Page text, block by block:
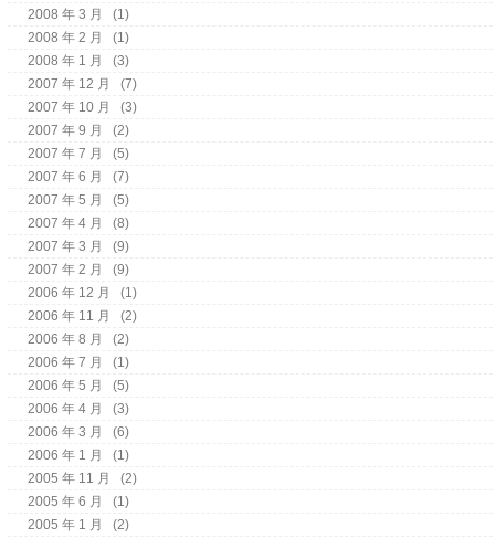
2008 年 3 月
(1)
2008 年 2 月
(1)
2008 年 1 月
(3)
2007 年 12 月
(7)
2007 年 10 月
(3)
2007 年 9 月
(2)
2007 年 7 月
(5)
2007 年 6 月
(7)
2007 年 5 月
(5)
2007 年 4 月
(8)
2007 年 3 月
(9)
2007 年 2 月
(9)
2006 年 12 月
(1)
2006 年 11 月
(2)
2006 年 8 月
(2)
2006 年 7 月
(1)
2006 年 5 月
(5)
2006 年 4 月
(3)
2006 年 3 月
(6)
2006 年 1 月
(1)
2005 年 11 月
(2)
2005 年 6 月
(1)
2005 年 1 月
(2)